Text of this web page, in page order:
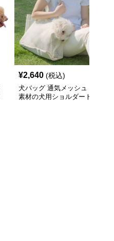
¥2,640 (税込)
犬バッグ 通気メッシュ
素材の犬用ショルダート